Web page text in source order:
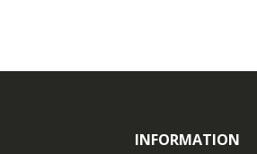
INFORMATION